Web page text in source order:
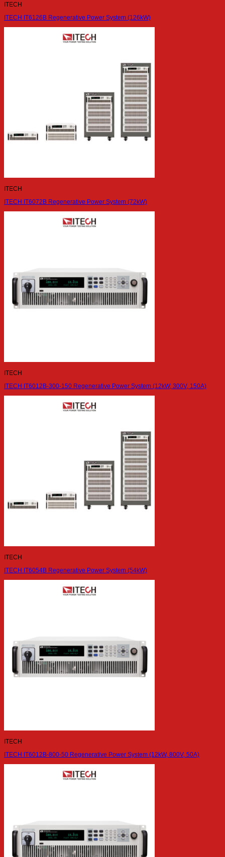
ITECH
ITECH IT6126B Regenerative Power System (126kW)
ITECH
ITECH IT6072B Regenerative Power System (72kW)
ITECH
ITECH IT6012B-300-150 Regenerative Power System (12kW, 300V, 150A)
ITECH
ITECH IT6054B Regenerative Power System (54kW)
ITECH
ITECH IT6012B-800-50 Regenerative Power System (12kW, 800V, 50A)